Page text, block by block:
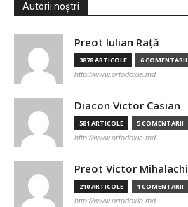
Autorii noștri
Preot Iulian Raţă
3878 ARTICOLE 6 COMENTARII
http://www.ortodoxia.md
Diacon Victor Casian
581 ARTICOLE 5 COMENTARII
http://www.ortodoxia.md
Preot Victor Mihalachi
210 ARTICOLE 1 COMENTARII
http://www.ortodoxia.md